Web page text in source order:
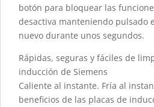
botón para bloquear las
desactiva manteniendo pulsado
nuevo durante unos segundos.
Rápidas, seguras y fáciles de
inducción de Siemens
Caliente al instante. Fría al
beneficios de las placas de